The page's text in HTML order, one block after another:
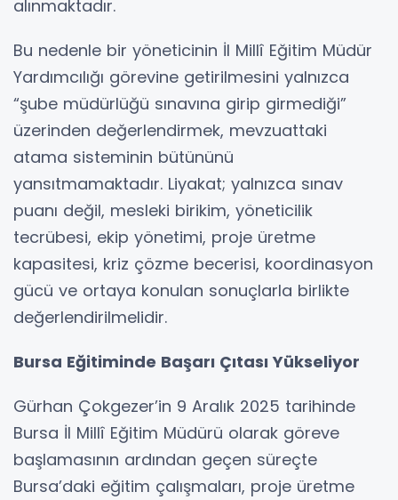
alınmaktadır.
Bu nedenle bir yöneticinin İl Millî Eğitim Müdür
Yardımcılığı görevine getirilmesini yalnızca
“şube müdürlüğü sınavına girip girmediği”
üzerinden değerlendirmek, mevzuattaki
atama sisteminin bütününü
yansıtmamaktadır. Liyakat; yalnızca sınav
puanı değil, mesleki birikim, yöneticilik
tecrübesi, ekip yönetimi, proje üretme
kapasitesi, kriz çözme becerisi, koordinasyon
gücü ve ortaya konulan sonuçlarla birlikte
değerlendirilmelidir.
Bursa Eğitiminde Başarı Çıtası Yükseliyor
Gürhan Çokgezer’in 9 Aralık 2025 tarihinde
Bursa İl Millî Eğitim Müdürü olarak göreve
başlamasının ardından geçen süreçte
Bursa’daki eğitim çalışmaları, proje üretme